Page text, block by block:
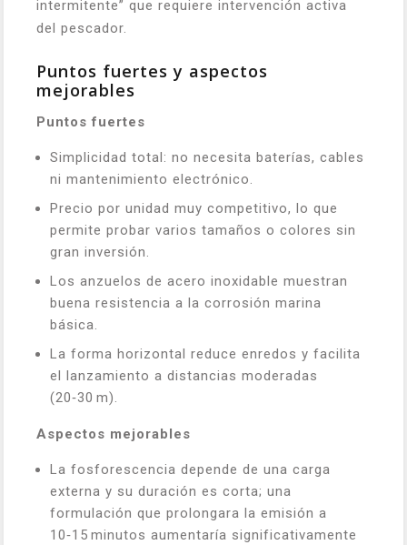
intermitente” que requiere intervención activa
del pescador.
Puntos fuertes y aspectos
mejorables
Puntos fuertes
Simplicidad total: no necesita baterías, cables
ni mantenimiento electrónico.
Precio por unidad muy competitivo, lo que
permite probar varios tamaños o colores sin
gran inversión.
Los anzuelos de acero inoxidable muestran
buena resistencia a la corrosión marina
básica.
La forma horizontal reduce enredos y facilita
el lanzamiento a distancias moderadas
(20‑30 m).
Aspectos mejorables
La fosforescencia depende de una carga
externa y su duración es corta; una
formulación que prolongara la emisión a
10‑15 minutos aumentaría significativamente